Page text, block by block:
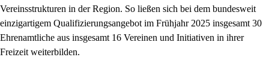
Vereinsstrukturen in der Region. So ließen sich bei dem bundesweit
einzigartigem Qualifizierungsangebot im Frühjahr 2025 insgesamt 30
Ehrenamtliche aus insgesamt 16 Vereinen und Initiativen in ihrer
Freizeit weiterbilden.